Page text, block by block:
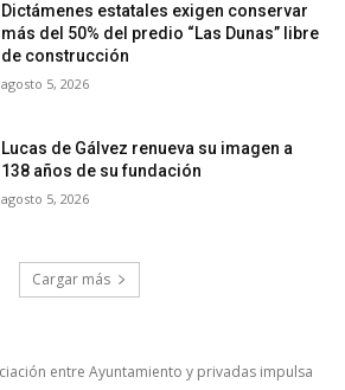
Dictámenes estatales exigen conservar
más del 50% del predio “Las Dunas” libre
de construcción
agosto 5, 2026
Lucas de Gálvez renueva su imagen a
138 años de su fundación
agosto 5, 2026
Cargar más